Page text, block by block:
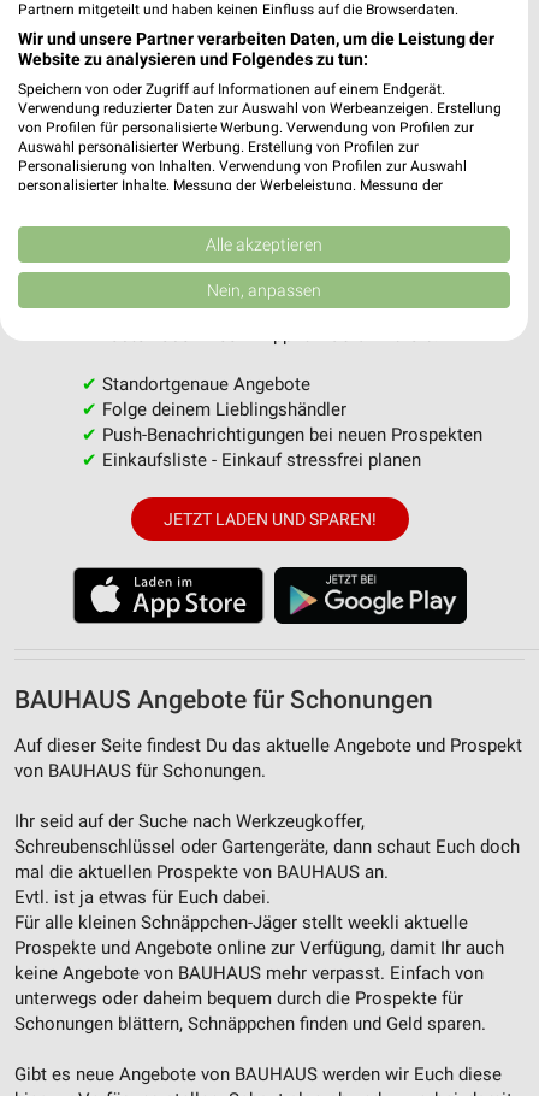
MEHR PROSPEKTE
weekli - Prospekte & Angebote App
Alle BAUHAUS Angebote immer griffbereit – mit der
✔ Standortgenaue Angebote
✔ Folge deinem Lieblingshändler
✔ Push-Benachrichtigungen bei neuen Prospekten
✔ Einkaufsliste - Einkauf stressfrei planen
JETZT LADEN UND SPAREN!
BAUHAUS Angebote für Schonungen
Auf dieser Seite findest Du das aktuelle Angebote und Prospekt
von BAUHAUS für Schonungen.
Ihr seid auf der Suche nach Werkzeugkoffer,
Schreubenschlüssel oder Gartengeräte, dann schaut Euch doch
mal die aktuellen Prospekte von BAUHAUS an.
Evtl. ist ja etwas für Euch dabei.
Für alle kleinen Schnäppchen-Jäger stellt weekli aktuelle
Prospekte und Angebote online zur Verfügung, damit Ihr auch
keine Angebote von BAUHAUS mehr verpasst. Einfach von
unterwegs oder daheim bequem durch die Prospekte für
Schonungen blättern, Schnäppchen finden und Geld sparen.
Gibt es neue Angebote von BAUHAUS werden wir Euch diese
Partnern mitgeteilt und haben keinen Einfluss auf die Browserdaten.
Wir und unsere Partner verarbeiten Daten, um die Leistung der
Website zu analysieren und Folgendes zu tun:
Speichern von oder Zugriff auf Informationen auf einem Endgerät.
Verwendung reduzierter Daten zur Auswahl von Werbeanzeigen. Erstellung
von Profilen für personalisierte Werbung. Verwendung von Profilen zur
Auswahl personalisierter Werbung. Erstellung von Profilen zur
Personalisierung von Inhalten. Verwendung von Profilen zur Auswahl
personalisierter Inhalte. Messung der Werbeleistung. Messung der
Kombinationen von Daten aus verschiedenen Quellen. Entwicklung und
Verbesserung der Angebote. Verwendung reduzierter Daten zur Auswahl
von Inhalten.
Daten können außerhalb der Europäischen Union weitergegeben und in die
USA gesendet werden.
Website/App.
Partnerliste anzeigen (1 IAB-Anbieter)
Wir nutzen Ihre Daten für folgende Zwecke:
IAB-Verarbeitungszwecke:
Speichern von oder Zugriff auf Informationen
auf einem Endgerät
Verwendung reduzierter Daten zur Auswahl von
Werbeanzeigen
Erstellung von Profilen für personalisierte
Verwendung von Profilen zur Auswahl
personalisierter Werbung
Erstellung von Profilen zur Personalisierung
von Inhalten
Verwendung von Profilen zur Auswahl
personalisierter Inhalte
Messung der Werbeleistung
Messung der Performance von Inhalten
Analyse von Zielgruppen durch Statistiken oder
Kombinationen von Daten aus verschiedenen
Quellen
Entwicklung und Verbesserung der Angebote
Alle akzeptieren
Nein, anpassen